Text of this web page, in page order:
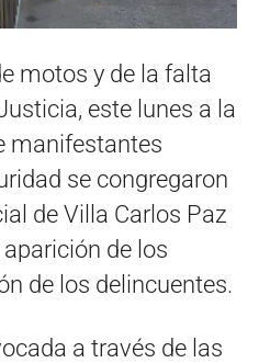
motos y de la falta
este lunes a la
manifestantes
se congregaron
de Villa Carlos Paz
de los
de los delincuentes.
a través de las